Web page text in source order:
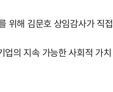
위해 김문호 상임감사가 직
의 지속 가능한 사회적 가